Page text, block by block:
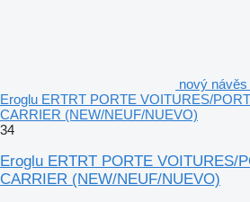
nový
Eroglu ERTRT PORTE VOITURES/
CARRIER (NEW/NEUF/NUEVO)
34
Eroglu ERTRT PORTE VOITURES/
CARRIER (NEW/NEUF/NUEVO)